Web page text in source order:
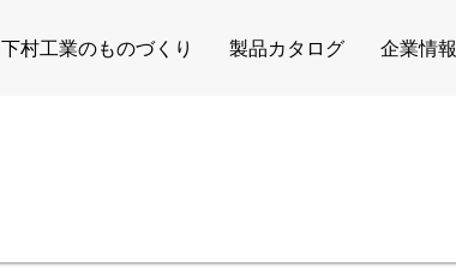
下村工業のものづくり 製品カタログ 企業情報